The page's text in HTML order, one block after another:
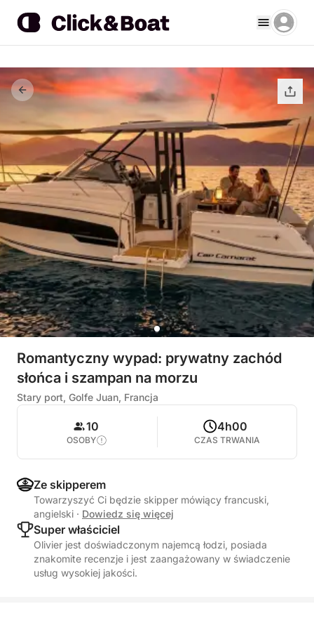
Romantyczny wypad: prywatny zachód
słońca i szampan na morzu
Stary port, Golfe Juan, Francja
10
OSOBY
4h00
CZAS TRWANIA
Ze skipperem
Towarzyszyć Ci będzie skipper mówiący francuski,
angielski · Dowiedz się więcej
Super właściciel
Olivier jest doświadczonym najemcą łodzi, posiada
znakomite recenzje i jest zaangażowany w świadczenie
usług wysokiej jakości.